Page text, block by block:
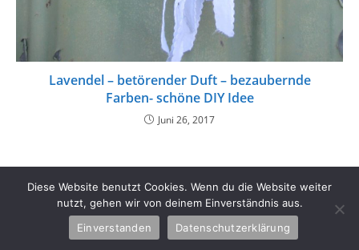
Lavendel – betörender Duft – bezaubernde
Farben- schöne DIY Idee
Juni 26, 2017
Copyright 2026 - Schlüter Home Design
Diese Website benutzt Cookies. Wenn du die Website weiter
nutzt, gehen wir von deinem Einverständnis aus.
Einverstanden
Datenschutzerklärung